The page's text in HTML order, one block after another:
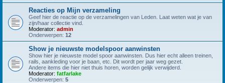
Reacties op Mijn verzameling
Geef hier de reactie op de verzamelingen van Leden. Laat weten wat je van
zijn/haar collectie vind.
Moderator: admin
Onderwerpen: 12
Show je nieuwste modelspoor aanwinsten
Show hier je nieuwste model spoor aanwinsten. Dus hier echt alleen treinen,
rails, aankleding voor je baan, etc. Dit wordt per jaar weg gezet.
Andere items die hier niet thuis horen, worden gelijk verwijderd.
Moderator: fatfarlake
Onderwerpen: 5